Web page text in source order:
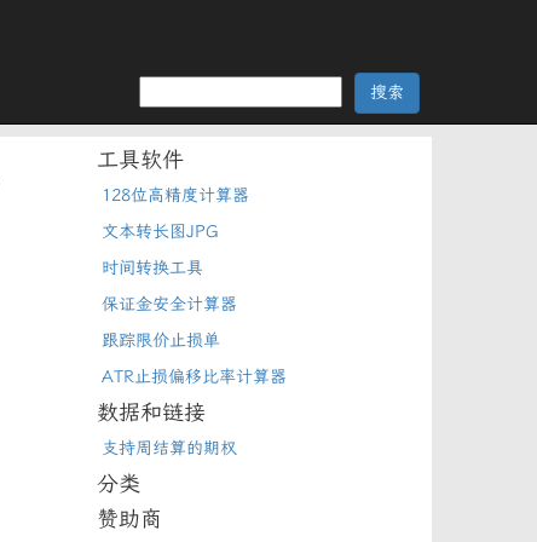
工具软件
128位高精度计算器
文本转长图JPG
时间转换工具
保证金安全计算器
跟踪限价止损单
ATR止损偏移比率计算器
数据和链接
支持周结算的期权
分类
赞助商